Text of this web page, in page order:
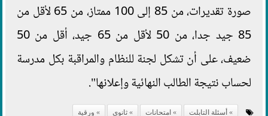
صورة تقديرات، من 85 إلى 100 ممتاز، من 65 لأقل من
85 جيد جدا، من 50 لأقل من 65 جيد، أقل من 50
ضعيف، على أن تشكل لجنة للنظام والمراقبة بكل مدرسة
لحساب نتيجة الطالب النهائية وإعلانها".
أسئلة التابلت امتحانات ثانوي ورقية